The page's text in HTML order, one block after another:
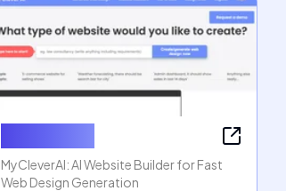
MyCleverAI: AI Website Builder for Fast
Web Design Generation